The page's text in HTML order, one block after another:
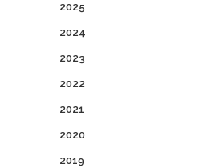
2025
2024
2023
2022
2021
2020
2019